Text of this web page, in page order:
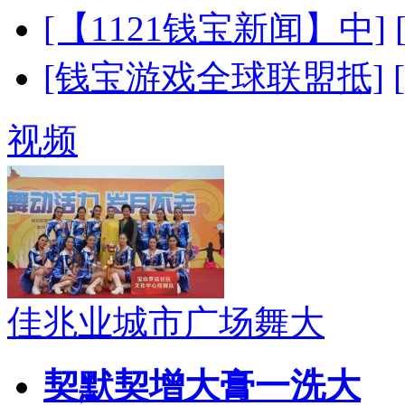
[【1121钱宝新闻】中]
[钱宝游戏全球联盟抵]
视频
佳兆业城市广场舞大
契默契增大膏一洗大